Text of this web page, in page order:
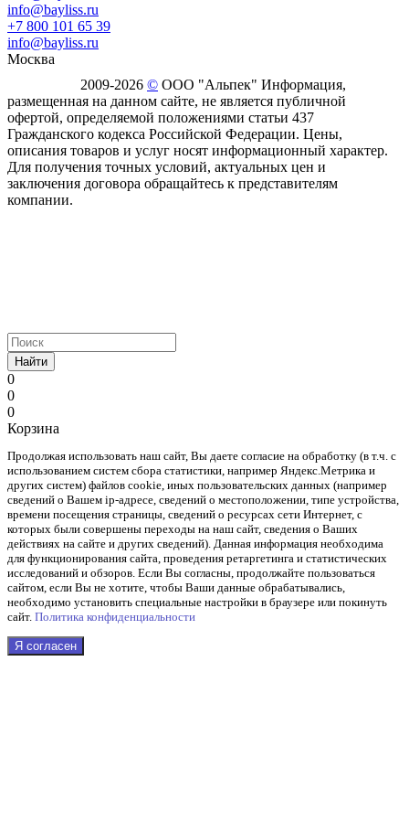
info@bayliss.ru
+7 800 101 65 39
info@bayliss.ru
Москва
2009-2026 © ООО "Альпек" Информация,
размещенная на данном сайте, не является публичной
офертой, определяемой положениями статьи 437
Гражданского кодекса Российской Федерации. Цены,
описания товаров и услуг носят информационный характер.
Для получения точных условий, актуальных цен и
заключения договора обращайтесь к представителям
компании.
Найти
0
0
0
Корзина
Продолжая использовать наш cайт, Вы даете согласие на обработку (в т.ч. с
использованием систем сбора статистики, например Яндекс.Метрика и
других систем) файлов cookie, иных пользовательских данных (например
сведений о Вашем ip-адресе, сведений о местоположении, типе устройства,
времени посещения страницы, сведений о ресурсах сети Интернет, с
которых были совершены переходы на наш сайт, сведения о Ваших
действиях на сайте и других сведений). Данная информация необходима
для функционирования сайта, проведения ретаргетинга и статистических
исследований и обзоров. Если Вы согласны, продолжайте пользоваться
сайтом, если Вы не хотите, чтобы Ваши данные обрабатывались,
необходимо установить специальные настройки в браузере или покинуть
сайт. Политика конфиденциальности
Я согласен